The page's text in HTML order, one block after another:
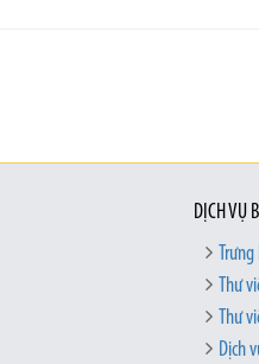
DỊCH VỤ
Thư
Thư
Dịch